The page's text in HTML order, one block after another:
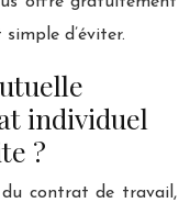
d’éviter.
individuel
?
contrat de travail,